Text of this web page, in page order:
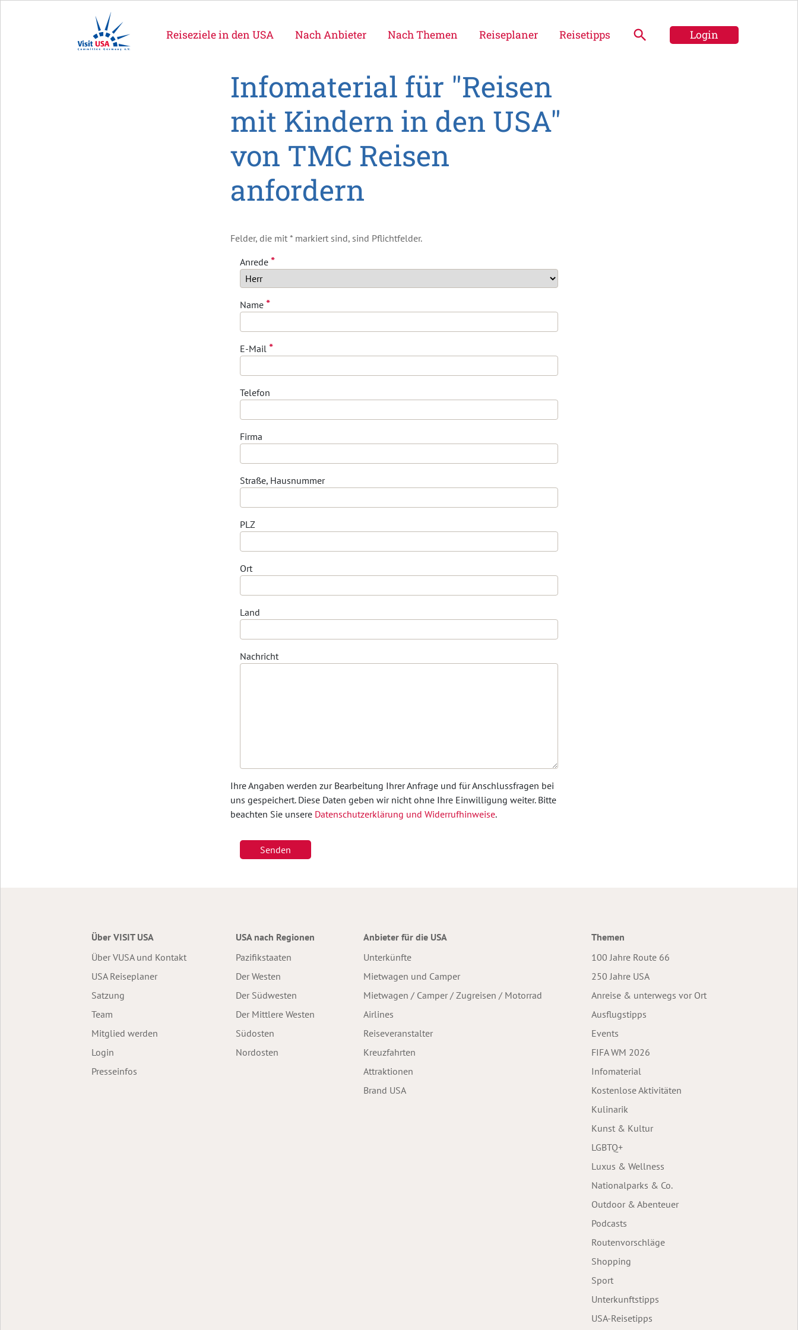
Reiseziele in den USA Nach Anbieter Nach Themen Reiseplaner Reisetipps Login
Infomaterial für "Reisen
mit Kindern in den USA"
von TMC Reisen
anfordern
Felder, die mit * markiert sind, sind Pflichtfelder.
Anrede *
Name *
E-Mail *
Telefon
Firma
Straße, Hausnummer
PLZ
Ort
Land
Nachricht
Ihre Angaben werden zur Bearbeitung Ihrer Anfrage und für Anschlussfragen bei
uns gespeichert. Diese Daten geben wir nicht ohne Ihre Einwilligung weiter. Bitte
beachten Sie unsere Datenschutzerklärung und Widerrufhinweise.
Senden
Über VISIT USA
Über VUSA und Kontakt
USA Reiseplaner
Satzung
Team
Mitglied werden
Login
Presseinfos
USA nach Regionen
Pazifikstaaten
Der Westen
Der Südwesten
Der Mittlere Westen
Südosten
Nordosten
Anbieter für die USA
Unterkünfte
Mietwagen und Camper
Mietwagen / Camper / Zugreisen / Motorrad
Airlines
Reiseveranstalter
Kreuzfahrten
Attraktionen
Brand USA
Themen
100 Jahre Route 66
250 Jahre USA
Anreise & unterwegs vor Ort
Ausflugstipps
Events
FIFA WM 2026
Infomaterial
Kostenlose Aktivitäten
Kulinarik
Kunst & Kultur
LGBTQ+
Luxus & Wellness
Nationalparks & Co.
Outdoor & Abenteuer
Podcasts
Routenvorschläge
Shopping
Sport
Unterkunftstipps
USA-Reisetipps